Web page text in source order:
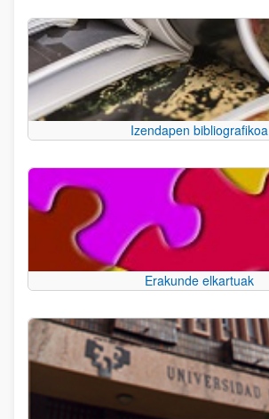
Izendapen bibliografikoa
Erakunde elkartuak